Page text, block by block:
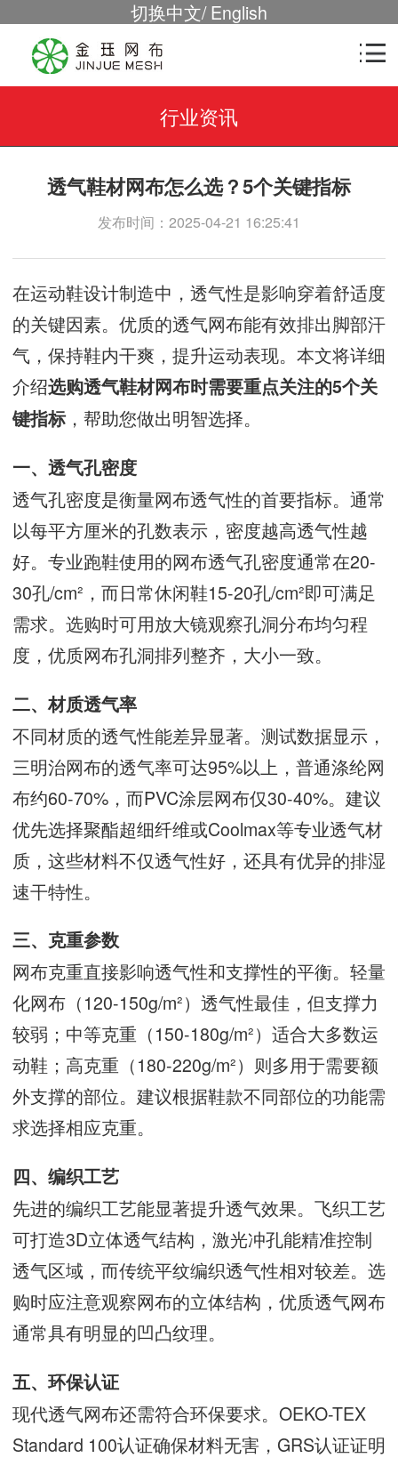
切换中文/English
行业资讯
透气鞋材网布怎么选？5个关键指标
发布时间：2025-04-21 16:25:41
在运动鞋设计制造中，透气性是影响穿着舒适度
的关键因素。优质的透气网布能有效排出脚部汗
气，保持鞋内干爽，提升运动表现。本文将详细
介绍选购透气鞋材网布时需要重点关注的5个关
键指标，帮助您做出明智选择。
一、透气孔密度
透气孔密度是衡量网布透气性的首要指标。通常
以每平方厘米的孔数表示，密度越高透气性越
好。专业跑鞋使用的网布透气孔密度通常在20-
30孔/cm²，而日常休闲鞋15-20孔/cm²即可满足
需求。选购时可用放大镜观察孔洞分布均匀程
度，优质网布孔洞排列整齐，大小一致。
二、材质透气率
不同材质的透气性能差异显著。测试数据显示，
三明治网布的透气率可达95%以上，普通涤纶网
布约60-70%，而PVC涂层网布仅30-40%。建议
优先选择聚酯超细纤维或Coolmax等专业透气材
质，这些材料不仅透气性好，还具有优异的排湿
速干特性。
三、克重参数
网布克重直接影响透气性和支撑性的平衡。轻量
化网布（120-150g/m²）透气性最佳，但支撑力
较弱；中等克重（150-180g/m²）适合大多数运
动鞋；高克重（180-220g/m²）则多用于需要额
外支撑的部位。建议根据鞋款不同部位的功能需
求选择相应克重。
四、编织工艺
先进的编织工艺能显著提升透气效果。飞织工艺
可打造3D立体透气结构，激光冲孔能精准控制
透气区域，而传统平纹编织透气性相对较差。选
购时应注意观察网布的立体结构，优质透气网布
通常具有明显的凹凸纹理。
五、环保认证
现代透气网布还需符合环保要求。OEKO-TEX
Standard 100认证确保材料无害，GRS认证证明